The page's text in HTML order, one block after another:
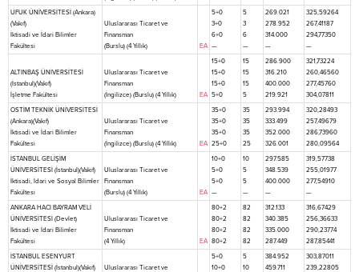
UFUK ÜNİVERSİTESİ (Ankara)
(Vakıf)
İktisadi ve İdari Bilimler
Fakültesi
Uluslararası Ticaret ve
Finansman
(Burslu) (4 Yıllık)
EA
5+0
3+0
6+0
—
5
3
6
—
269.021
278.952
314.000
—
325,59264
267,41187
294,77350
—
ALTINBAŞ ÜNİVERSİTESİ
(İstanbul)(Vakıf)
İşletme Fakültesi
Uluslararası Ticaret ve
Finansman
(İngilizce) (Burslu) (4 Yıllık)
EA
15+0
15+0
15+0
5+0
15
15
15
5
286.900
316.210
400.000
219.921
321,73224
260,46560
277,45760
304,07811
OSTİM TEKNİK ÜNİVERSİTESİ
(Ankara)(Vakıf)
İktisadi ve İdari Bilimler
Fakültesi
Uluslararası Ticaret ve
Finansman
(İngilizce) (Burslu) (4 Yıllık)
EA
35+0
35+0
35+0
25+0
35
35
35
25
293.994
333.499
352.000
326.001
320,28493
257,49679
286,73960
280,09564
İSTANBUL GELİŞİM
ÜNİVERSİTESİ (İstanbul)(Vakıf)
İktisadi, İdari ve Sosyal Bilimler
Fakültesi
Uluslararası Ticaret ve
Finansman
(Burslu) (4 Yıllık)
EA
10+0
5+0
5+0
—
10
5
5
—
297.585
348.539
400.000
—
319,57738
255,01977
277,54910
—
ANKARA HACI BAYRAM VELİ
ÜNİVERSİTESİ (Devlet)
İktisadi ve İdari Bilimler
Fakültesi
Uluslararası Ticaret ve
Finansman
(4 Yıllık)
EA
80+2
80+2
80+2
80+2
82
82
82
82
312.133
340.385
335.000
287.449
316,67429
256,36633
290,23774
287,85441
İSTANBUL ESENYURT
ÜNİVERSİTESİ (İstanbul)(Vakıf)
Uluslararası Ticaret ve
5+0
10+0
5
10
384.952
459.711
303,87011
239,22805